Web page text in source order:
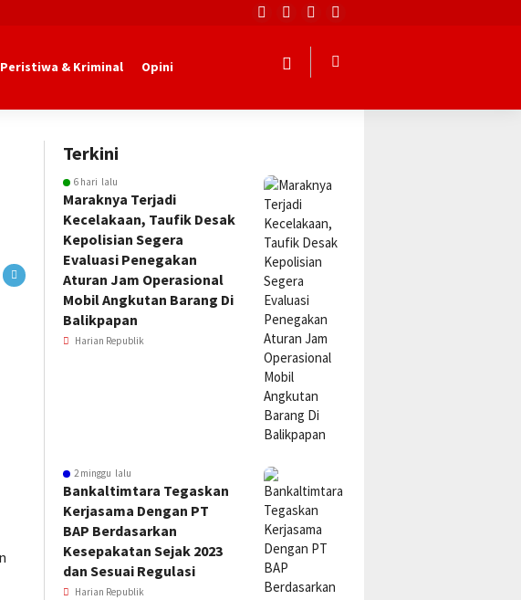
Peristiwa & Kriminal Opini
Terkini
6 hari lalu
Maraknya Terjadi
Kecelakaan, Taufik Desak
Kepolisian Segera
Evaluasi Penegakan
Aturan Jam Operasional
Mobil Angkutan Barang Di
Balikpapan
Harian Republik
2 minggu lalu
Bankaltimtara Tegaskan
Kerjasama Dengan PT
BAP Berdasarkan
Kesepakatan Sejak 2023
dan Sesuai Regulasi
Harian Republik